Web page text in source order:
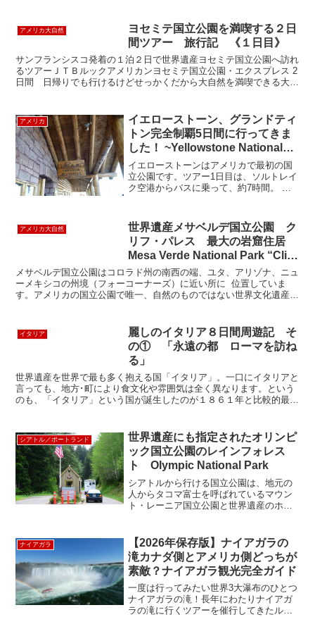
アメリカ大自然
ヨセミテ国立公園を満喫する２日
間ツアー 旅行記 《１日目》
サンフランシスコ発着の１泊２日で世界遺産ヨセミテ国立公園へ訪れ
るツアーＪＴＢルックアメリカンヨセミテ国立公園・エクスプレス 2
日間 日帰りでも行けるけどせっかくだから大自然を満喫できる大人
アメリカ
イエローストーン、グランドティ
トン完全制覇5日間に行ってきま
した！ ~Yellowstone National
Park & Grand Teton National
Park~ その①
イエローストーンはアメリカで最初の国
立公園です。ツアー1日目は、ソルトレイ
ク空港からバスに乗って、約7時間。 途
町に到着。シーズン中で街には観光客
（自分を含めて）が沢山...
アメリカ大自然
世界遺産メサベルデ国立公園 ク
リフ・パレス 最大の岩窟住居
Mesa Verde National Park “Cliff
Palace”
メサベルデ国立公園はコロラド州の南西の端、ユタ、アリゾナ、ニュ
ーメキシコの州境（フォーコーナーズ）に近い所に 位置していま
す。アメリカの国立公園で唯一、自然のものではない世界文化遺産に
イタリア
麗しのイタリア８日間周遊記 そ
の① 「永遠の都 ローマを訪ね
る」
世界遺産を世界で最も多く抱える国「イタリア」。一口にイタリアと
言っても、地方･町により食文化や雰囲気は全く異なります。という
のも、「イタリア」という国が誕生したのが１８６１年と比較的最近
シアトル／ポートランド
世界遺産にも指定されたオリンピ
ック国立公園のレインフォレス
ト Olympic National Park
シアトルから行ける国立公園は、地元の
人からタコマ富士を呼ばれているマウン
ト・レーニア国立公園と世界遺産のホ
きるのがいいですね。オリンピック国立
公園に行くには、ピージェッ...
ナイアガラ
【2026年保存版】ナイアガラの
滝カナダ側とアメリカ側どっちが
素敵？ナイアガラ観光完全ガイド
一度は行ってみたい世界3大瀑布のひとつ
ナイアガラの滝！長年にわたりナイアガ
ラの滝に行くツアーを催行してきたルッ